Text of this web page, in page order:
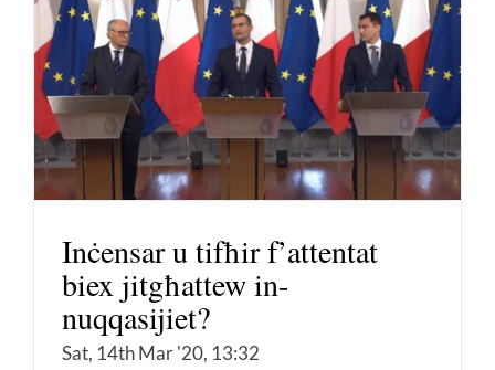
Inċensar u tifħir f’attentat
biex jitgħattew in-
nuqqasijiet?
Sat, 14th Mar '20, 13:32